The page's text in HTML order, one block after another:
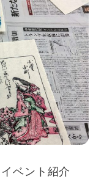
ベント紹介